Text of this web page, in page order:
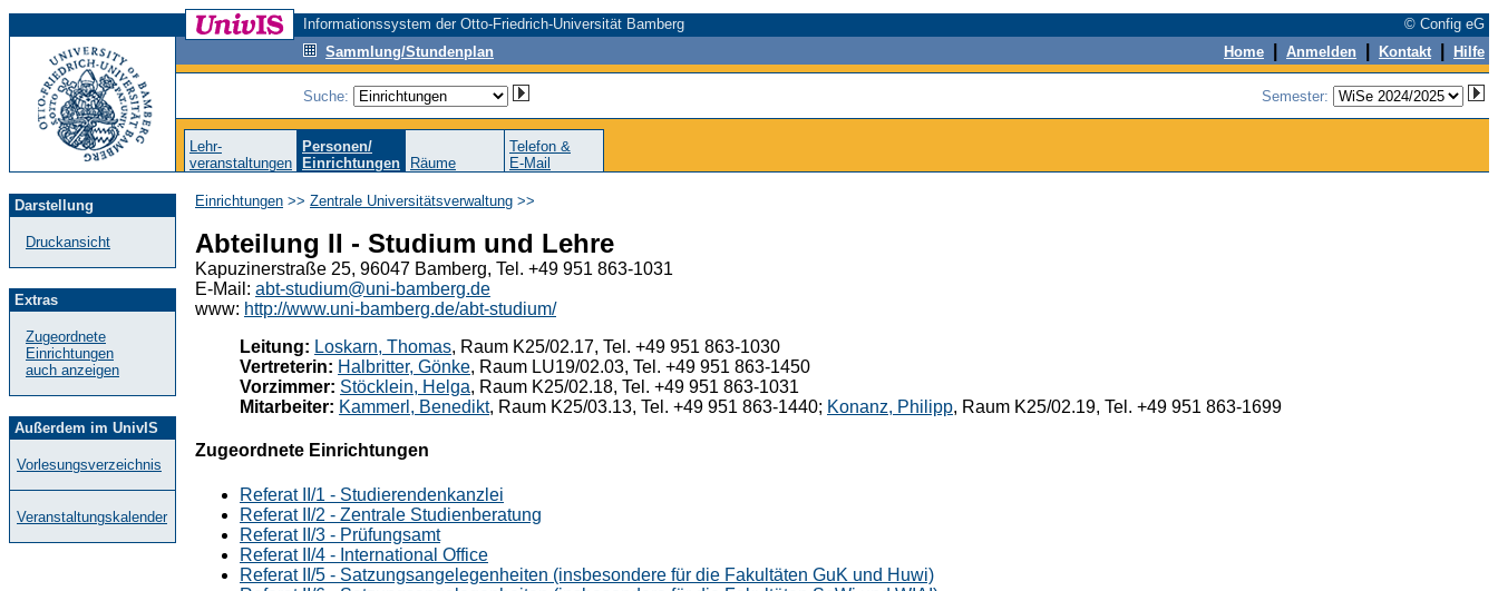
Informationssystem der Otto-Friedrich-Universität Bamberg
© Config eG
Sammlung/Stundenplan
Home Anmelden Kontakt Hilfe
Suche: Semester:
Lehr-
veranstaltungen
Personen/
Einrichtungen
Räume
Telefon &
E-Mail
Darstellung
Druckansicht
Extras
Zugeordnete
Einrichtungen
auch anzeigen
Außerdem im UnivIS
Vorlesungsverzeichnis
Veranstaltungskalender
Einrichtungen >> Zentrale Universitätsverwaltung >>
Abteilung II - Studium und Lehre
Kapuzinerstraße 25, 96047 Bamberg, Tel. +49 951 863-1031
E-Mail: abt-studium@uni-bamberg.de
www: http://www.uni-bamberg.de/abt-studium/
Leitung: Loskarn, Thomas, Raum K25/02.17, Tel. +49 951 863-1030
Vertreterin: Halbritter, Gönke, Raum LU19/02.03, Tel. +49 951 863-1450
Vorzimmer: Stöcklein, Helga, Raum K25/02.18, Tel. +49 951 863-1031
Mitarbeiter: Kammerl, Benedikt, Raum K25/03.13, Tel. +49 951 863-1440; Konanz, Philipp, Raum K25/02.19, Tel. +49 951 863-1699
Zugeordnete Einrichtungen
Referat II/1 - Studierendenkanzlei
Referat II/2 - Zentrale Studienberatung
Referat II/3 - Prüfungsamt
Referat II/4 - International Office
Referat II/5 - Satzungsangelegenheiten (insbesondere für die Fakultäten GuK und Huwi)